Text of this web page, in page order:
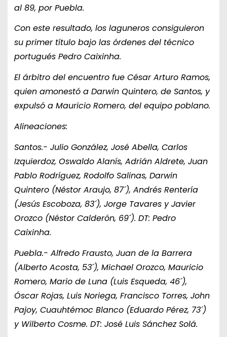
al 89, por Puebla.
Con este resultado, los laguneros consiguieron
su primer título bajo las órdenes del técnico
portugués Pedro Caixinha.
El árbitro del encuentro fue César Arturo Ramos,
quien amonestó a Darwin Quintero, de Santos, y
expulsó a Mauricio Romero, del equipo poblano.
Alineaciones:
Santos.- Julio González, José Abella, Carlos
Izquierdoz, Oswaldo Alanís, Adrián Aldrete, Juan
Pablo Rodríguez, Rodolfo Salinas, Darwin
Quintero (Néstor Araujo, 87´), Andrés Rentería
(Jesús Escoboza, 83´), Jorge Tavares y Javier
Orozco (Néstor Calderón, 69´). DT: Pedro
Caixinha.
Puebla.- Alfredo Frausto, Juan de la Barrera
(Alberto Acosta, 53´), Michael Orozco, Mauricio
Romero, Mario de Luna (Luis Esqueda, 46´),
Óscar Rojas, Luis Noriega, Francisco Torres, John
Pajoy, Cuauhtémoc Blanco (Eduardo Pérez, 73´)
y Wilberto Cosme. DT: José Luis Sánchez Solá.